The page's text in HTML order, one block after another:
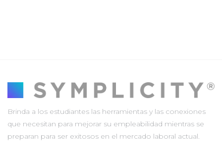
Brinda a los estudiantes las herramientas y las conexiones
que necesitan para mejorar su empleabilidad mientras se
preparan para ser exitosos en el mercado laboral actual.